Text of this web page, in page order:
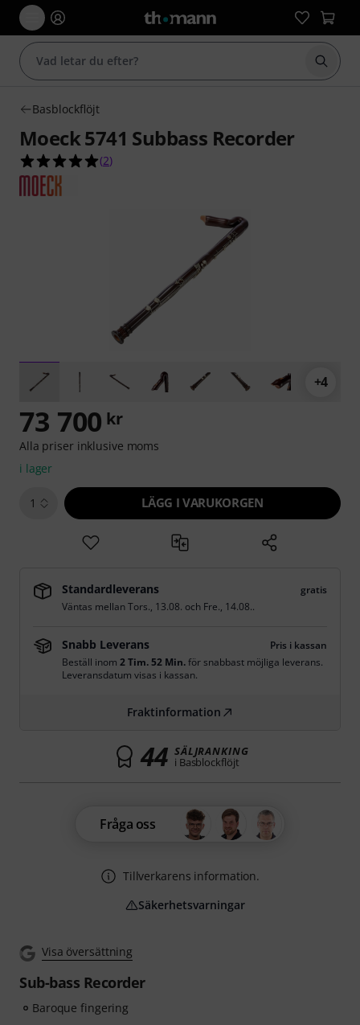
Börja
Basblockflöjt
Moeck 5741 Subbass Recorder
5.0 av 5 stjärnor från 2 kundbetyg
(2)
+4
Visa översättning
Sub-bass Recorder
Baroque fingering
73 700 kr
Alla priser inklusive moms
i lager
1 LÄGG I VARUKORGEN
Standardleverans
gratis
Väntas mellanTors., 13.08. och Fre., 14.08..
Snabb Leverans
Pris i kassan
Beställ inom 2 Tim. 52 Min.för snabbast möjliga leverans.
Leveransdatum visas i kassan.
Fraktinformation
44 SÄLJRANKING
i Basblockflöjt
Fråga oss
Tillverkarens information.
Säkerhetsvarningar